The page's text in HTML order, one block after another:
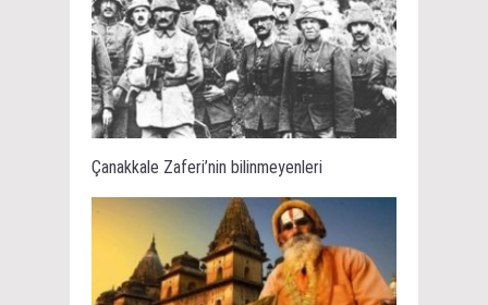
Çanakkale Zaferi’nin bilinmeyenleri